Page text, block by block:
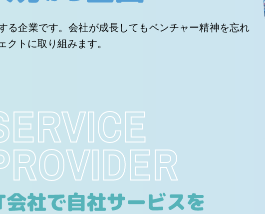
る企業です。会社が成長してもベンチャー精神を忘れ
クトに取り組みます。